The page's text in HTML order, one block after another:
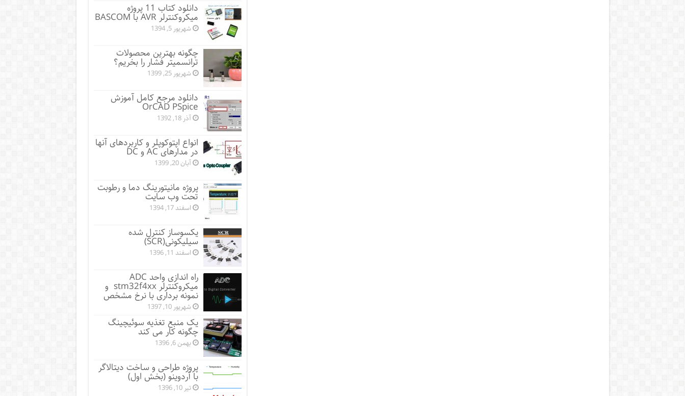
دانلود کتاب 11 پروژه
میکروکنترلر AVR با BASCOM
شهریور 5, 1394
چگونه بهترین محصولات
ترانسمیتر فشار را بخریم؟
شهریور 25, 1399
دانلود مرجع کامل آموزش
OrCAD PSpice
آذر 18, 1392
انواع اپتوکوپلر و کاربردهای آنها
در مدارهای AC و DC
آبان 20, 1399
پروژه مانيتورينگ دما و رطوبت
تحت وب سایت
اسفند 17, 1394
یکسوساز کنترل شده
سیلیکونی(SCR)
اسفند 11, 1396
راه اندازی واحد ADC
میکروکنترلر stm32f4xx و
نمونه برداری با نرخ مشخص
شهریور 10, 1397
یک منبع تغذیه سوئیچینگ
چگونه کار می کند
بهمن 6, 1396
پروژه طراحی و ساخت دیتالاگر
با آردوینو (بخش اول)
تیر 10, 1396